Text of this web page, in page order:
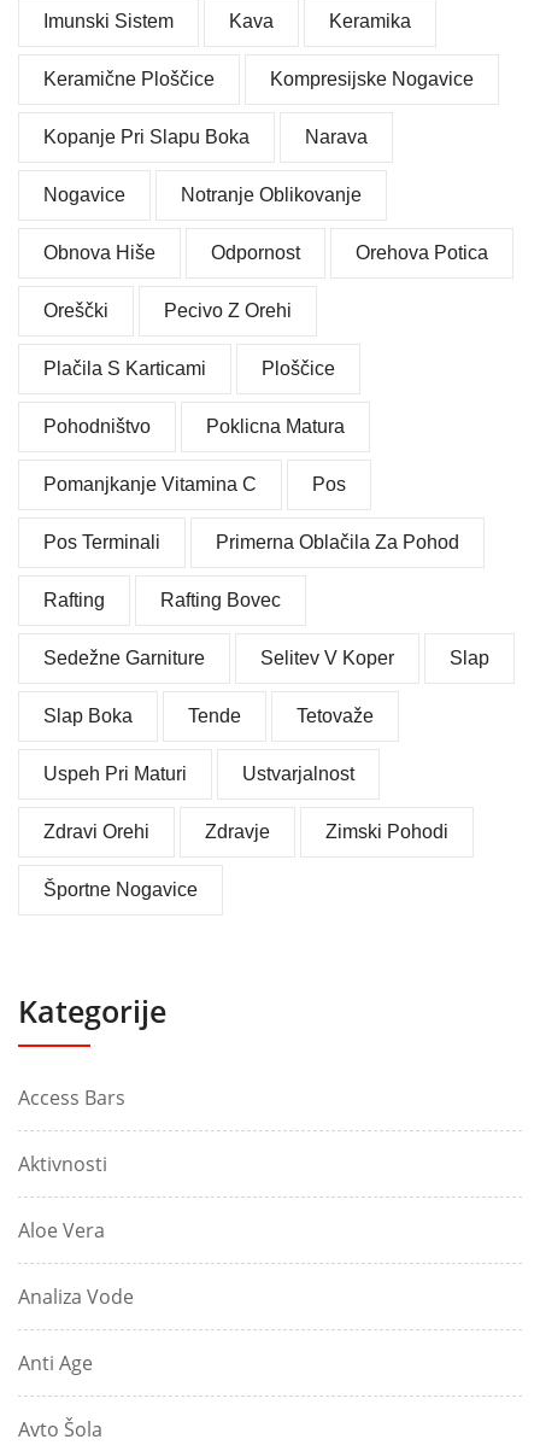
Imunski Sistem Kava Keramika
Keramične Ploščice Kompresijske Nogavice
Kopanje Pri Slapu Boka Narava
Nogavice Notranje Oblikovanje
Obnova Hiše Odpornost Orehova Potica
Oreščki Pecivo Z Orehi
Plačila S Karticami Ploščice
Pohodništvo Poklicna Matura
Pomanjkanje Vitamina C Pos
Pos Terminali Primerna Oblačila Za Pohod
Rafting Rafting Bovec
Sedežne Garniture Selitev V Koper Slap
Slap Boka Tende Tetovaže
Uspeh Pri Maturi Ustvarjalnost
Zdravi Orehi Zdravje Zimski Pohodi
Športne Nogavice
Kategorije
Access Bars
Aktivnosti
Aloe Vera
Analiza Vode
Anti Age
Avto Šola